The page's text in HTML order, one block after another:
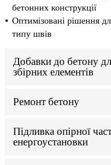
бетонних конструкції
Оптимізовані рішення
типу швів
Добавки до бетону
збірних елементів
Ремонт бетону
Підливка опірної
енергоустановки